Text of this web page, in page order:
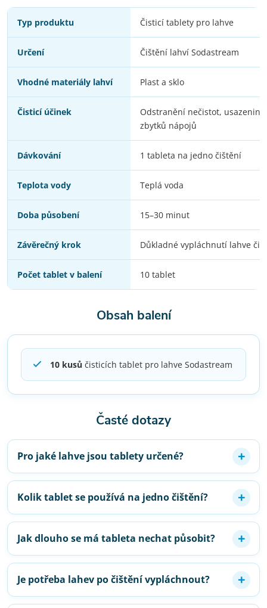
Typ produktu Čisticí tablety pro lahve
Určení Čištění lahví Sodastream
Vhodné materiály lahví Plast a sklo
Čisticí účinek
Odstranění nečistot, usazenin,
zbytků nápojů
Dávkování 1 tableta na jedno čištění
Teplota vody Teplá voda
Doba působení 15–30 minut
Závěrečný krok Důkladné vypláchnutí lahve
Počet tablet v balení 10 tablet
Obsah balení
10 kusů čisticích tablet pro lahve Sodastream
Časté dotazy
Pro jaké lahve jsou tablety určené?
Kolik tablet se používá na jedno čištění?
Jak dlouho se má tableta nechat působit?
Je potřeba lahev po čištění vypláchnout?